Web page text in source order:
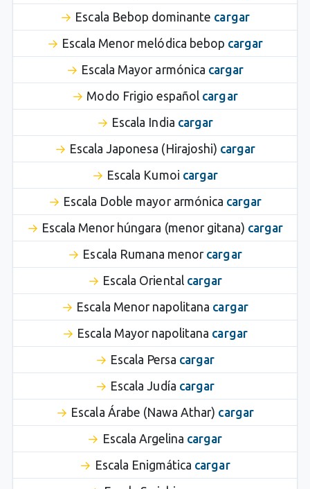
Escala Bebop dominante cargar
Escala Menor melódica bebop cargar
Escala Mayor armónica cargar
Modo Frigio español cargar
Escala India cargar
Escala Japonesa (Hirajoshi) cargar
Escala Kumoi cargar
Escala Doble mayor armónica cargar
Escala Menor húngara (menor gitana) cargar
Escala Rumana menor cargar
Escala Oriental cargar
Escala Menor napolitana cargar
Escala Mayor napolitana cargar
Escala Persa cargar
Escala Judía cargar
Escala Árabe (Nawa Athar) cargar
Escala Argelina cargar
Escala Enigmática cargar